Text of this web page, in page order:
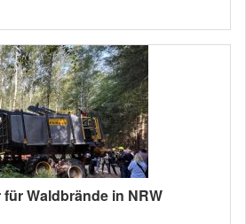
Waldbrände in NRW